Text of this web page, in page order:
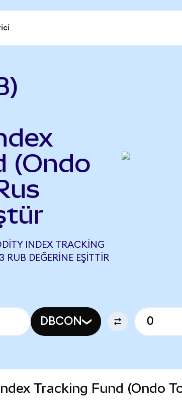
(Ondo
INDEX TRACKING
DEĞERINE EŞITTIR
DBCON
Tracking Fund (Ondo